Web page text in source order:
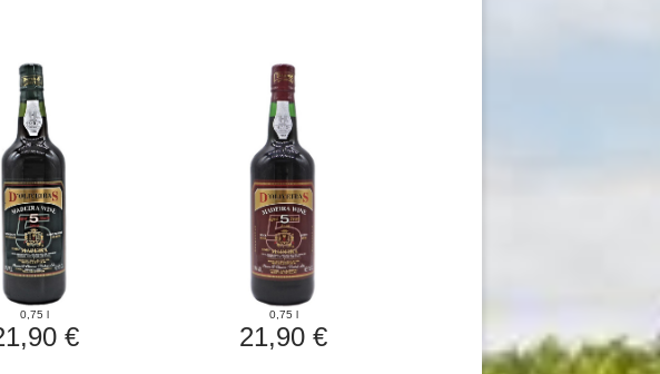
0,75 l
€
0,75 l
21,90 €